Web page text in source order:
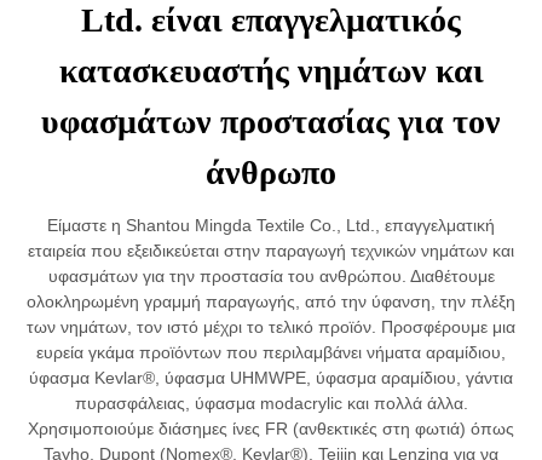
Ltd. είναι επαγγελματικός
κατασκευαστής νημάτων και
υφασμάτων προστασίας για τον
άνθρωπο
Είμαστε η Shantou Mingda Textile Co., Ltd., επαγγελματική
εταιρεία που εξειδικεύεται στην παραγωγή τεχνικών νημάτων και
υφασμάτων για την προστασία του ανθρώπου. Διαθέτουμε
ολοκληρωμένη γραμμή παραγωγής, από την ύφανση, την πλέξη
των νημάτων, τον ιστό μέχρι το τελικό προϊόν. Προσφέρουμε μια
ευρεία γκάμα προϊόντων που περιλαμβάνει νήματα αραμίδιου,
ύφασμα Kevlar®, ύφασμα UHMWPE, ύφασμα αραμίδιου, γάντια
πυρασφάλειας, ύφασμα modacrylic και πολλά άλλα.
Χρησιμοποιούμε διάσημες ίνες FR (ανθεκτικές στη φωτιά) όπως
Tayho, Dupont (Nomex®, Kevlar®), Teijin και Lenzing για να